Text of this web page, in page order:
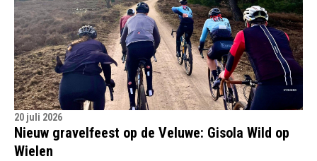
20 juli 2026
Nieuw gravelfeest op de Veluwe: Gisola Wild op
Wielen